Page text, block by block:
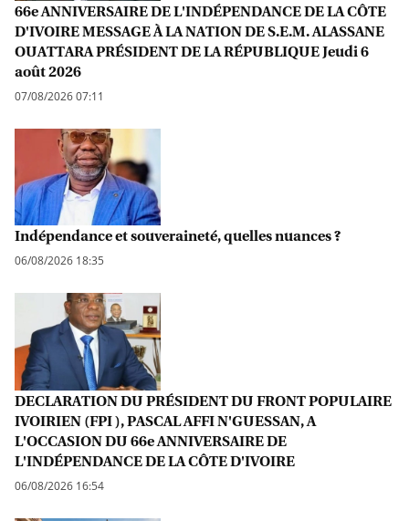
66e ANNIVERSAIRE DE L'INDÉPENDANCE DE LA CÔTE
D'IVOIRE MESSAGE À LA NATION DE S.E.M. ALASSANE
OUATTARA PRÉSIDENT DE LA RÉPUBLIQUE Jeudi 6
août 2026
07/08/2026 07:11
Indépendance et souveraineté, quelles nuances ?
06/08/2026 18:35
DECLARATION DU PRÉSIDENT DU FRONT POPULAIRE
IVOIRIEN (FPI ), PASCAL AFFI N'GUESSAN, A
L'OCCASION DU 66e ANNIVERSAIRE DE
L'INDÉPENDANCE DE LA CÔTE D'IVOIRE
06/08/2026 16:54